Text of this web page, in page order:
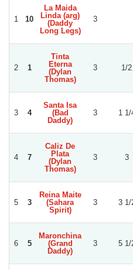
1 10
La Maida
Linda (arg)
(Daddy
Long Legs)
3
2 1
Tinta
Eterna
(Dylan
Thomas)
3 1/2
3 4
Santa Isa
(Bad
Daddy)
3 1 1/
4 7
Caliz De
Plata
(Dylan
Thomas)
3 3
5 3
Reina Maite
(Sahara
Spirit)
3 3 1/
6 5
Maronchina
(Grand
Daddy)
3 5 1/